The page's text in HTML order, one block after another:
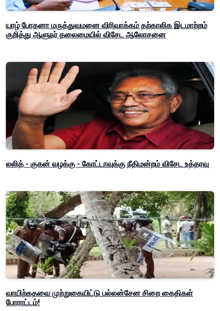
யாழ் போதனா மருத்துவமனை விரிவாக்கம் தற்காலிக இடமாற்றம்
குறித்து ஆளுநர் தலைமையில் விசேட ஆலோசனை
லலித் - குகன் வழக்கு - கோட்டாவுக்கு நீதிமன்றம் விசேட உத்தரவு
வாயிற்கதவை முற்றுகையிட்டு பல்லன்சேன சிறை கைதிகள்
போராட்டம்!